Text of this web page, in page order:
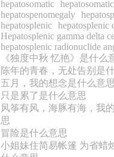
hepatosomatic
hepatospenomegaly
hepatosplenic hepatosplenic
Hepatosplenic gamma delta
hepatosplenic radionuclide
《独度中秋 忆艳》是什么
陈年的青春，无处告别是
五月，我的想念是什么意思
只是累了是什么意思
风筝有风，海豚有海，我
思
冒险是什么意思
小姐妹住简易帐篷 为省蜡